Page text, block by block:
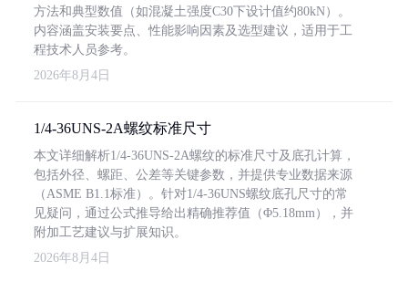
方法和典型数值（如混凝土强度C30下设计值约80kN）。
内容涵盖安装要点、性能影响因素及选型建议，适用于工
程技术人员参考。
2026年8月4日
1/4-36UNS-2A螺纹标准尺寸
本文详细解析1/4-36UNS-2A螺纹的标准尺寸及底孔计算，
包括外径、螺距、公差等关键参数，并提供专业数据来源
（ASME B1.1标准）。针对1/4-36UNS螺纹底孔尺寸的常
见疑问，通过公式推导给出精确推荐值（Φ5.18mm），并
附加工艺建议与扩展知识。
2026年8月4日